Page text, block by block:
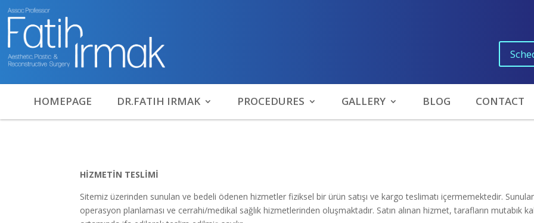
HOMEPAGE DR.FATIH IRMAK PROCEDURES GALLERY BLOG CONTACT
HİZMETİN TESLİMİ
Sitemiz üzerinden sunulan ve bedeli ödenen hizmetler fiziksel bir ürün satışı ve kargo teslimatı içermemektedir.
operasyon planlaması ve cerrahi/medikal sağlık hizmetlerinden oluşmaktadır. Satın alınan hizmet, tarafların mutabık